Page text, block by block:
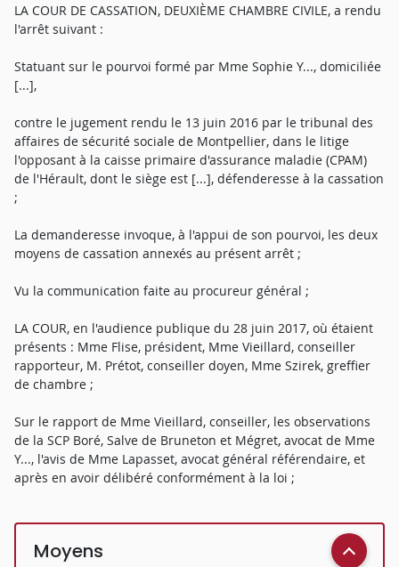
LA COUR DE CASSATION, DEUXIÈME CHAMBRE CIVILE, a rendu
l'arrêt suivant :
Statuant sur le pourvoi formé par Mme Sophie Y..., domiciliée
[...],
contre le jugement rendu le 13 juin 2016 par le tribunal des
affaires de sécurité sociale de Montpellier, dans le litige
l'opposant à la caisse primaire d'assurance maladie (CPAM)
de l'Hérault, dont le siège est [...], défenderesse à la cassation
;
La demanderesse invoque, à l'appui de son pourvoi, les deux
moyens de cassation annexés au présent arrêt ;
Vu la communication faite au procureur général ;
LA COUR, en l'audience publique du 28 juin 2017, où étaient
présents : Mme Flise, président, Mme Vieillard, conseiller
rapporteur, M. Prétot, conseiller doyen, Mme Szirek, greffier
de chambre ;
Sur le rapport de Mme Vieillard, conseiller, les observations
de la SCP Boré, Salve de Bruneton et Mégret, avocat de Mme
Y..., l'avis de Mme Lapasset, avocat général référendaire, et
après en avoir délibéré conformément à la loi ;
Moyens